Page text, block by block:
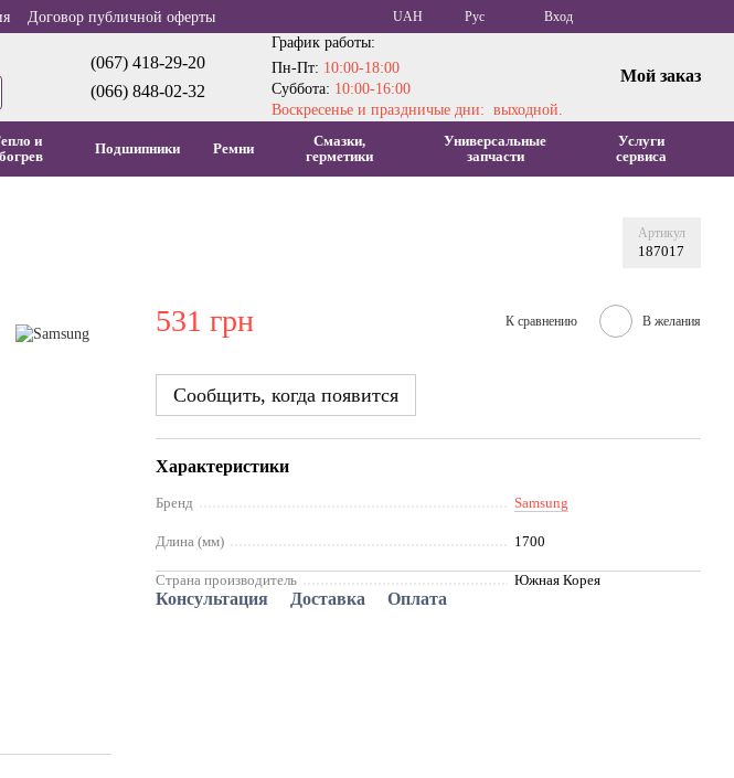
Договор публичной оферты UAH Рус Вход
(067) 418-29-20
(066) 848-02-32
График работы:
Пн-Пт: 10:00-18:00
Суббота: 10:00-16:00
Воскресенье и праздничые дни: выходной.
Мой заказ
и
Подшипники Ремни
Смазки,
герметики
Универсальные
запчасти
Услуги
сервиса
Артикул
187017
531 грн К сравнению В желания
Сообщить, когда появится
Характеристики
Бренд Samsung
Длина (мм) 1700
Страна производитель Южная Корея
Консультация Доставка Оплата